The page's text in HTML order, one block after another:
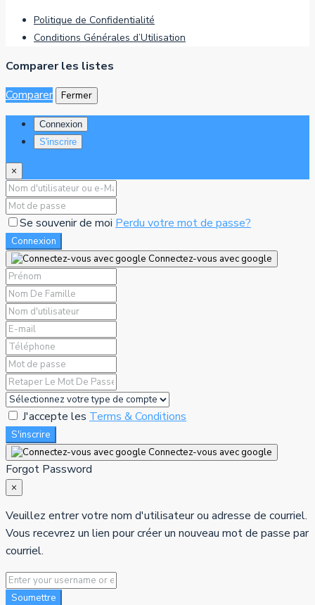
Politique de Confidentialité
Conditions Générales d’Utilisation
Comparer les listes
Comparer
Fermer
Connexion
S'inscrire
×
Se souvenir de moi Perdu votre mot de passe?
Connexion
Connectez-vous avec google
J'accepte les Terms & Conditions
S'inscrire
Connectez-vous avec google
Forgot Password
×
Veuillez entrer votre nom d'utilisateur ou adresse de courriel.
Vous recevrez un lien pour créer un nouveau mot de passe par
courriel.
Soumettre